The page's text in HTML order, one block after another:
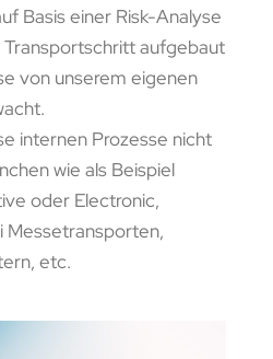
Basis einer Risk-Analyse
aufgebaut
von unserem eigenen
internen Prozesse nicht
wie als Beispiel
oder Electronic,
Messetransporten,
etc.